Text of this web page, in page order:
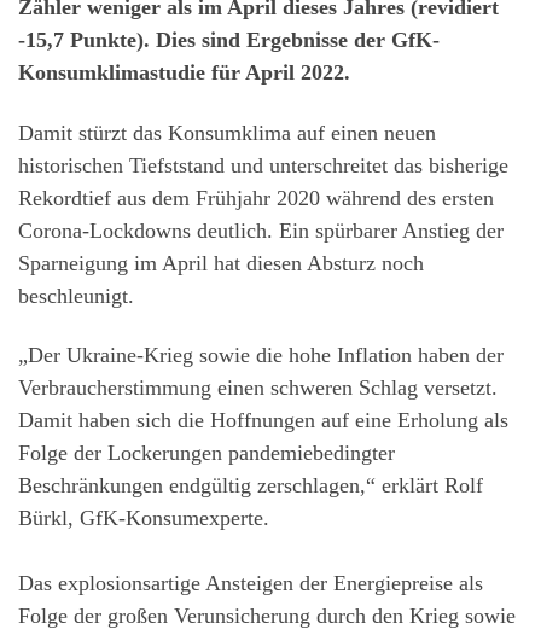
Zähler weniger als im April dieses Jahres (revidiert
-15,7 Punkte). Dies sind Ergebnisse der GfK-
Konsumklimastudie für April 2022.
Damit stürzt das Konsumklima auf einen neuen
historischen Tiefststand und unterschreitet das bisherige
Rekordtief aus dem Frühjahr 2020 während des ersten
Corona-Lockdowns deutlich. Ein spürbarer Anstieg der
Sparneigung im April hat diesen Absturz noch
beschleunigt.
„Der Ukraine-Krieg sowie die hohe Inflation haben der
Verbraucherstimmung einen schweren Schlag versetzt.
Damit haben sich die Hoffnungen auf eine Erholung als
Folge der Lockerungen pandemiebedingter
Beschränkungen endgültig zerschlagen,“ erklärt Rolf
Bürkl, GfK-Konsumexperte.
Das explosionsartige Ansteigen der Energiepreise als
Folge der großen Verunsicherung durch den Krieg sowie